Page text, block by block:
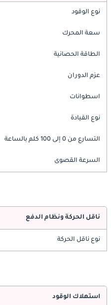
نوع الوقود
سعة المحرك
الطاقة الحصانية
عزم الدوران
اسطوانات
نوع القيادة
التسارع من 0 إلى 100 كلم بالساعة
السرعة القصوى
ناقل الحركة ونظام الدفع
نوع ناقل الحركة
استهلاك الوقود